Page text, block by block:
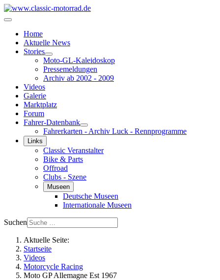
Home
Aktuelle News
Stories
Moto-GL-Kaleidoskop
Pressemeldungen
Archiv ab 2002 - 2009
Videos
Galerie
Marktplatz
Forum
Fahrer-Datenbank
Fahrerkarten - Archiv Luck - Rennprogramme
Links
Classic Veranstalter
Bike & Parts
Offroad
Clubs - Szene
Museen
Deutsche Museen
Internationale Museen
Suchen
Aktuelle Seite:
Startseite
Videos
Motorcycle Racing
Moto GP Allemagne Est 1967